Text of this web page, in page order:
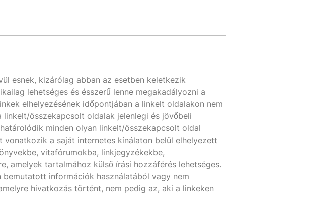
esnek, kizárólag abban az esetben keletkezik
lehetséges és ésszerű lenne megakadályozni a
elhelyezésének időpontjában a linkelt oldalakon nem
összekapcsolt oldalak jelenlegi és jövőbeli
minden olyan linkelt/összekapcsolt oldal
a saját internetes kínálaton belül elhelyezett
vitafórumokba, linkjegyzékekbe,
amelyek tartalmához külső írási hozzáférés lehetséges.
információk használatából vagy nem
hivatkozás történt, nem pedig az, aki a linkeken